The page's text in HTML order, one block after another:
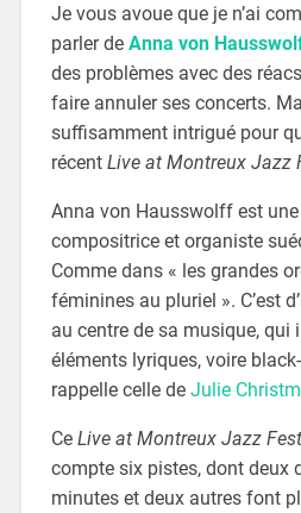
Je vous avoue que je n’ai
parler de Anna von
des problèmes avec des
faire annuler ses concerts.
suffisamment intrigué pour
récent Live at Montreux Jazz
Anna von Hausswolff est
compositrice et organiste
Comme dans « les grandes
féminines au pluriel ». C’est
au centre de sa musique, qui
éléments lyriques, voire
rappelle celle de Julie
Ce Live at Montreux Jazz
compte six pistes, dont deux
minutes et deux autres font